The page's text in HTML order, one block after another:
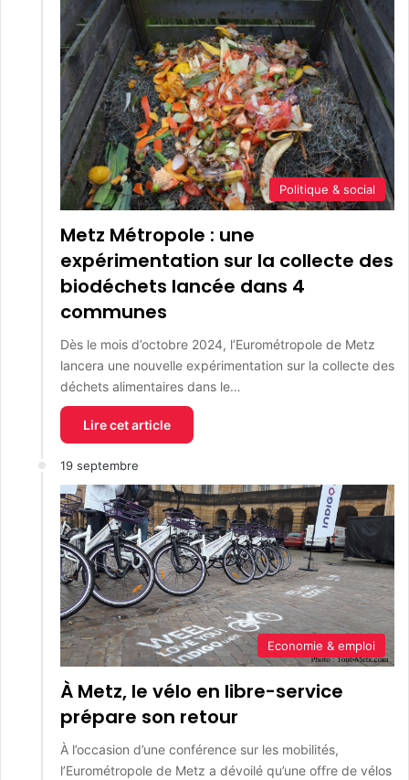
Politique & social
Metz Métropole : une
expérimentation sur la collecte des
biodéchets lancée dans 4
communes
Dès le mois d’octobre 2024, l’Eurométropole de Metz
lancera une nouvelle expérimentation sur la collecte des
déchets alimentaires dans le…
Lire cet article
19 septembre
Economie & emploi
À Metz, le vélo en libre-service
prépare son retour
À l’occasion d’une conférence sur les mobilités,
l’Eurométropole de Metz a dévoilé qu’une offre de vélos